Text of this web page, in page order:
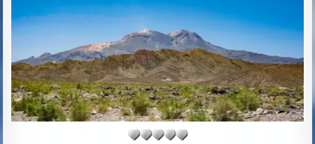
D
D
A
T
E
: